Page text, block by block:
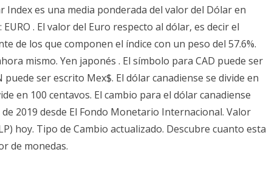
Index es una media ponderada del valor del Dólar en
. El valor del Euro respecto al dólar, es decir el
de los que componen el índice con un peso del 57.6%.
mismo. Yen japonés . El símbolo para CAD puede ser
ser escrito Mex$. El dólar canadiense se divide en
en 100 centavos. El cambio para el dólar canadiense
2019 desde El Fondo Monetario Internacional. Valor
hoy. Tipo de Cambio actualizado. Descubre cuanto esta
de monedas.